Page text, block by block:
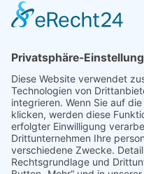
Temperiergeräte
Temperaturregler
Halbleiterrelais
Heisskanalregler
Temperatursensoren
Temperaturmessumformer